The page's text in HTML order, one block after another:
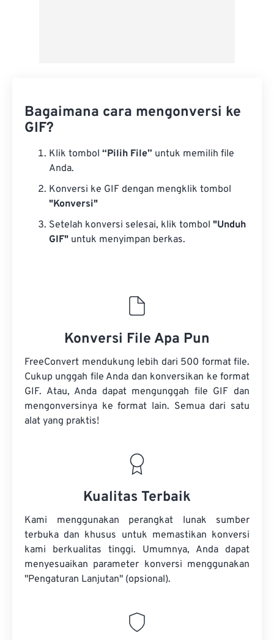
Bagaimana cara mengonversi ke
GIF?
Klik tombol “Pilih File” untuk memilih file
Anda.
Konversi ke GIF dengan mengklik tombol
"Konversi"
Setelah konversi selesai, klik tombol "Unduh
GIF" untuk menyimpan berkas.
Konversi File Apa Pun
FreeConvert mendukung lebih dari 500 format file.
Cukup unggah file Anda dan konversikan ke format
GIF. Atau, Anda dapat mengunggah file GIF dan
mengonversinya ke format lain. Semua dari satu
alat yang praktis!
Kualitas Terbaik
Kami menggunakan perangkat lunak sumber
terbuka dan khusus untuk memastikan konversi
kami berkualitas tinggi. Umumnya, Anda dapat
menyesuaikan parameter konversi menggunakan
"Pengaturan Lanjutan" (opsional).